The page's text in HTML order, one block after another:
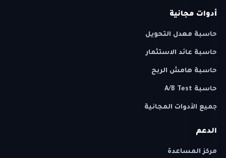
أدوات مجانية
حاسبة معدل التحويل
حاسبة عائد الاستثمار
حاسبة هامش الربح
حاسبة A/B Test
جميع الأدوات المجانية
الدعم
مركز المساعدة